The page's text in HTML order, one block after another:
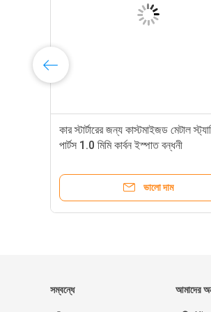
কার স্টার্টারের জন্য কাস্টমাইজড মেটাল
পার্টস 1.0 মিমি কার্বন ইস্পাত বন্ধনী
ভালো দাম
সম্বন্ধে আমাদের